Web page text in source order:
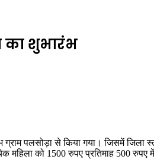
का शुभारंभ
ग्राम पलसोड़ा से किया गया। जिसमें
महिला को 1500 रुपए प्रतिमाह 500 रुपए